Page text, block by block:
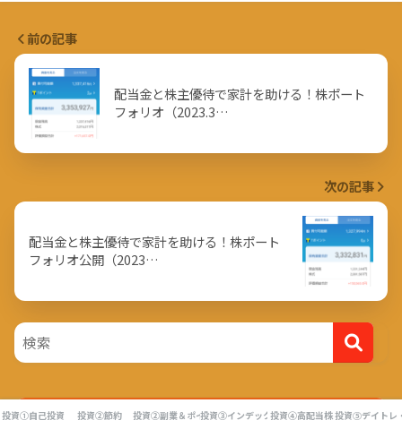
前の記事
配当金と株主優待で家計を助ける！株ポート
フォリオ（2023.3…
次の記事
配当金と株主優待で家計を助ける！株ポート
フォリオ公開（2023…
自己紹介
投資①自己投資 投資②節約 投資②副業＆ポイ活投資③インデックス投資投資④高配当株投資⑤デイトレ